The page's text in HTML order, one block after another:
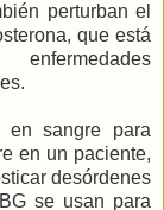
perturban el
que está
sangre para
en un paciente,
desórdenes
se usan para